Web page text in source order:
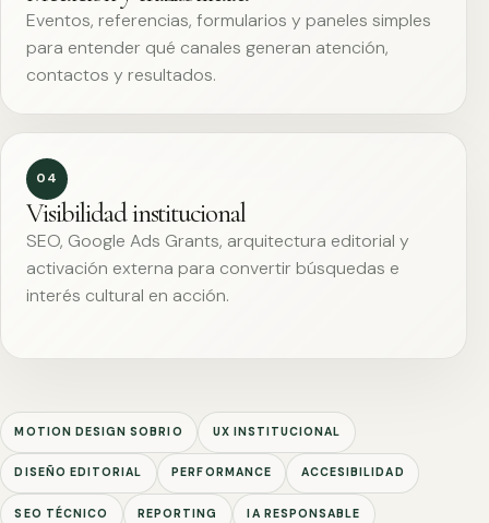
Eventos, referencias, formularios y paneles simples
para entender qué canales generan atención,
contactos y resultados.
04
Visibilidad institucional
SEO, Google Ads Grants, arquitectura editorial y
activación externa para convertir búsquedas e
interés cultural en acción.
MOTION DESIGN SOBRIO UX INSTITUCIONAL
DISEÑO EDITORIAL PERFORMANCE ACCESIBILIDAD
SEO TÉCNICO REPORTING IA RESPONSABLE